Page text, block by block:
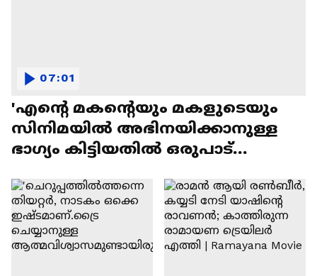
'എന്റെ മകന്റെയും മകളുടെയും
സിനിമയിൽ അഭിനയിക്കാനുള്ള
ഭാഗ്യം കിട്ടിയതിൽ ഒരുപാട്
07:01